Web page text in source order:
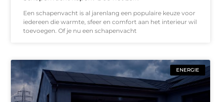
Een schapenvacht is al jarenlang een populaire keuze voor
iedereen die warmte, sfeer en comfort aan het interieur wil
toevoegen. Of je nu een schapenvacht
ENERGIE